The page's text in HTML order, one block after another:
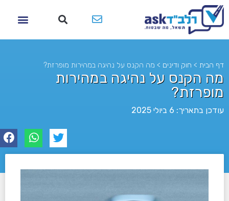
דף הבית > חוק ודינים > מה הקנס על נהיגה במהירות מופרזת?
מה הקנס על נהיגה במהירות
מופרזת?
עודכן בתאריך: 6 ביולי 2025